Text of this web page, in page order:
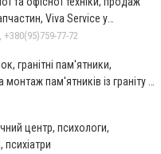
Viva Service у
+380(95)759-77-72
гранітні пам'ятники,
пам'ятників із граніту в
центр, психологи,
психіатри